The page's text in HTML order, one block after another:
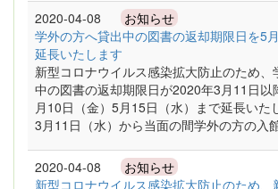
2020-04-08 お知らせ
学外の方へ貸出中の図書の返却期限日を5
延長いたします
新型コロナウイルス感染拡大防止のため、
中の図書の返却期限日が2020年3月11日以
月10日（金）5月15日（水）まで延長いた
3月11日（水）から当面の間学外の方の入
2020-04-08 お知らせ
新型コロナウイルス感染拡大防止のため、